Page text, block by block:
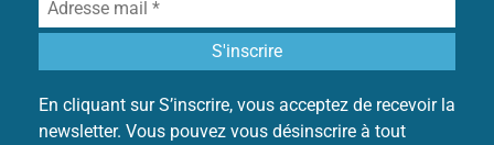
En cliquant sur S’inscrire, vous acceptez de recevoir la
newsletter. Vous pouvez vous désinscrire à tout